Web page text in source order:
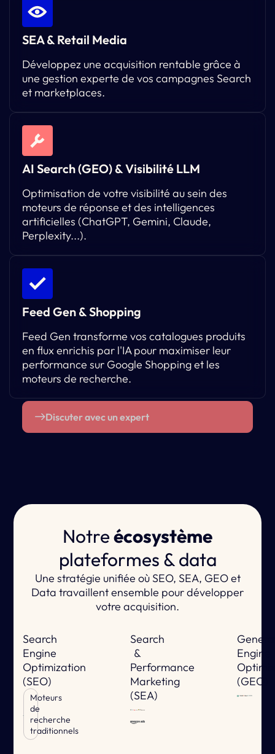
SEA & Retail Media
Développez une acquisition rentable grâce à
une gestion experte de vos campagnes Search
et marketplaces.
AI Search (GEO) & Visibilité LLM
Optimisation de votre visibilité au sein des
moteurs de réponse et des intelligences
artificielles (ChatGPT, Gemini, Claude,
Perplexity...).
Feed Gen & Shopping
Feed Gen transforme vos catalogues produits
en flux enrichis par l'IA pour maximiser leur
performance sur Google Shopping et les
moteurs de recherche.
Discuter avec un expert
Notreécosystème
plateformes & data
Une stratégie unifiée où SEO, SEA, GEO et
Data travaillent ensemble pour développer
votre acquisition.
Search
Engine
Optimization
(SEO)
Moteurs
de
recherche
traditionnels
Search
&
Performance
Marketing
(SEA)
Engine
(GEO)